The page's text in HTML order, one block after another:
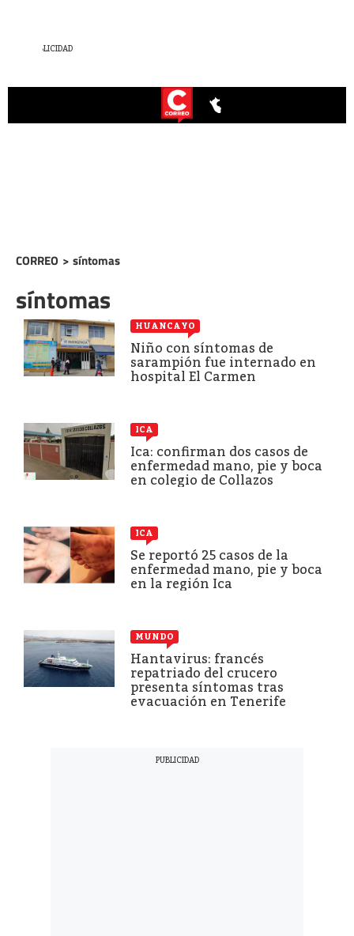
CORREO > síntomas
síntomas
HUANCAYO
Niño con síntomas de
sarampión fue internado en
hospital El Carmen
ICA
Ica: confirman dos casos de
enfermedad mano, pie y boca
en colegio de Collazos
ICA
Se reportó 25 casos de la
enfermedad mano, pie y boca
en la región Ica
MUNDO
Hantavirus: francés
repatriado del crucero
presenta síntomas tras
evacuación en Tenerife